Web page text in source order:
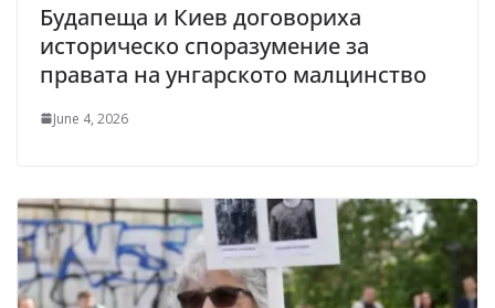
Будапеща и Киев договориха
историческо споразумение за
правата на унгарското малцинство
June 4, 2026